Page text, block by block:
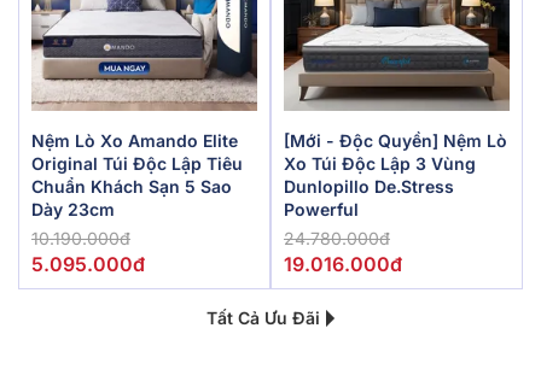
Nệm Lò Xo Amando Elite
Original Túi Độc Lập Tiêu
Chuẩn Khách Sạn 5 Sao
Dày 23cm
10.190.000đ
5.095.000đ
[Mới - Độc Quyền] Nệm Lò
Xo Túi Độc Lập 3 Vùng
Dunlopillo De.Stress
Powerful
24.780.000đ
19.016.000đ
Tất Cả Ưu Đãi